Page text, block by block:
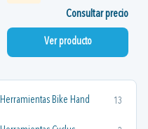
Herramientas Bike Hand 13
Consultar precio
Ver producto